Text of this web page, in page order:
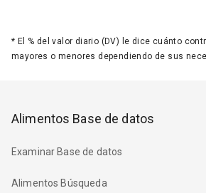
* El % del valor diario (DV) le dice cuánto
mayores o menores dependiendo de sus
Alimentos Base de datos
Examinar Base de datos
Alimentos Búsqueda